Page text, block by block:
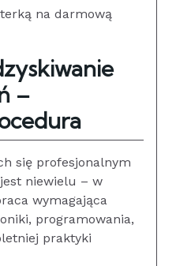
na darmową
–
się profesjonalnym
niewielu – w
wymagająca
programowania,
praktyki